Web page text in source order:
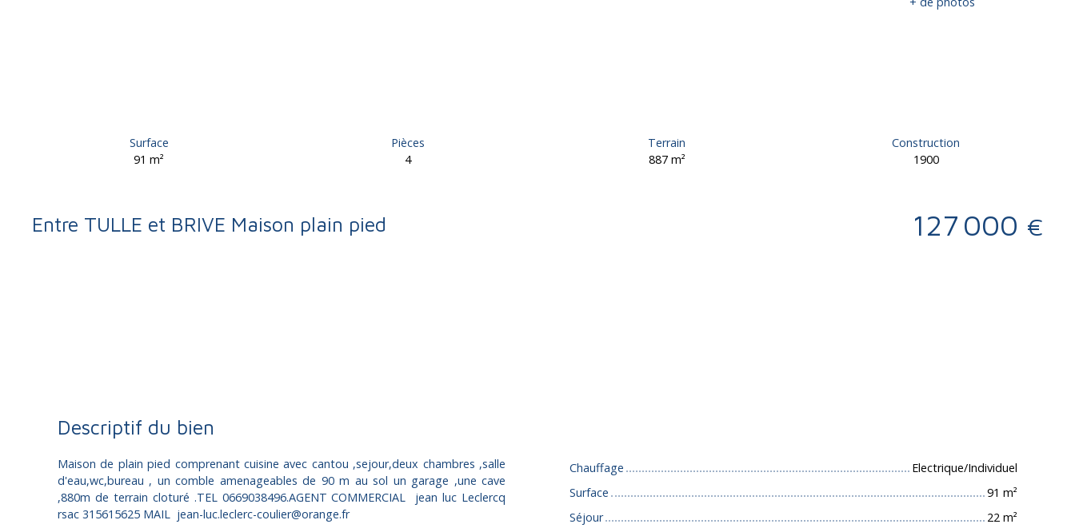
Surface
91m²
Pièces
4
Terrain
887 m²
Construction
1900
Entre TULLE et BRIVE Maison plain pied 127 000 €
Descriptif du bien
Maison de plain pied comprenant cuisine avec cantou ,sejour,deux chambres ,salle
d'eau,wc,bureau , un comble amenageables de 90 m au sol un garage ,une cave
,880m de terrain cloturé .TEL 0669038496.AGENT COMMERCIAL jean luc Leclercq
rsac 315615625 MAIL jean-luc.leclerc-coulier@orange.fr
Chauffage
Electrique/Individuel
Surface
91 m²
Séjour
22 m²